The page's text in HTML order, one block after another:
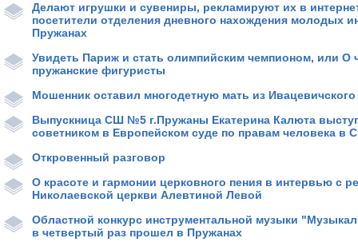
Делают игрушки и сувениры, рекламируют их в
посетители отделения дневного нахождения молодых
Пружанах
Увидеть Париж и стать олимпийским чемпионом, или О
пружанские фигуристы
Мошенник оставил многодетную мать из
Выпускница СШ №5 г.Пружаны Екатерина Калюта
советником в Европейском суде по правам человека в
Откровенный разговор
О красоте и гармонии церковного пения в интервью с
Николаевской церкви Алевтиной Левой
Областной конкурс инструментальной музыки
в четвертый раз прошел в Пружанах